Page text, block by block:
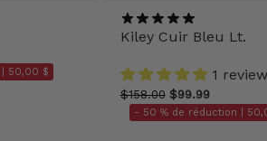
50,00 $
Kiley Cuir Bleu Lt.
1 review
$158.00 $99.99
- 50 % de réduction |